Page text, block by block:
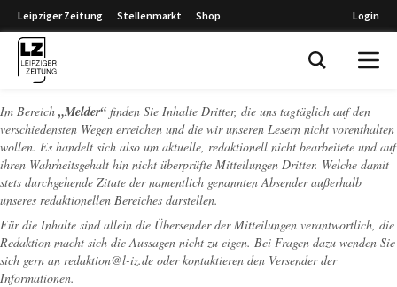
Leipziger Zeitung Stellenmarkt Shop Login
Im Bereich „Melder“ finden Sie Inhalte Dritter, die uns tagtäglich auf den
verschiedensten Wegen erreichen und die wir unseren Lesern nicht vorenthalten
wollen. Es handelt sich also um aktuelle, redaktionell nicht bearbeitete und auf
ihren Wahrheitsgehalt hin nicht überprüfte Mitteilungen Dritter. Welche damit
stets durchgehende Zitate der namentlich genannten Absender außerhalb
unseres redaktionellen Bereiches darstellen.
Für die Inhalte sind allein die Übersender der Mitteilungen verantwortlich, die
Redaktion macht sich die Aussagen nicht zu eigen. Bei Fragen dazu wenden Sie
sich gern an redaktion@l-iz.de oder kontaktieren den Versender der
Informationen.